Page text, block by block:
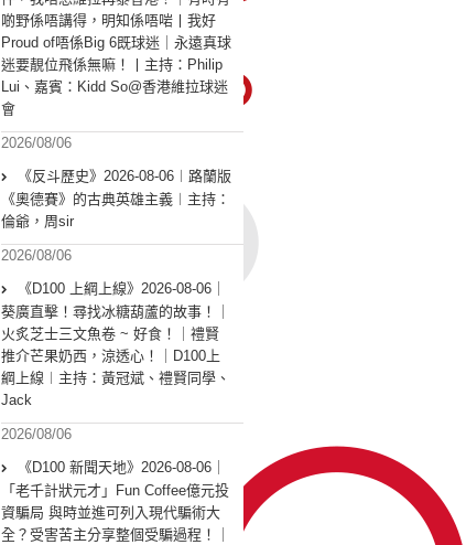
啲野係唔講得，明知係唔啱丨我好
Proud of唔係Big 6既球迷｜永遠真球
迷要靚位飛係無嘛！丨主持：Philip
Lui、嘉賓：Kidd So@香港維拉球迷
會
2026/08/06
《反斗歷史》2026-08-06︱路蘭版
《奧德賽》的古典英雄主義︱主持：
倫爺，周sir
2026/08/06
《D100 上綱上線》2026-08-06｜
葵廣直擊！尋找冰糖葫蘆的故事！｜
火炙芝士三文魚卷 ~ 好食！｜禮賢
推介芒果奶西，涼透心！｜D100上
綱上線︱主持：黃冠斌、禮賢同學、
Jack
2026/08/06
《D100 新聞天地》2026-08-06｜
「老千計狀元才」Fun Coffee億元投
資騙局 與時並進可列入現代騙術大
全？受害苦主分享整個受騙過程！｜